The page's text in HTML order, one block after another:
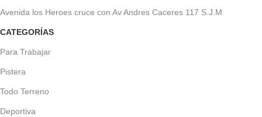
Avenida los Heroes cruce con Av Andres Caceres 117 S.J.M
CATEGORÍAS
Para Trabajar
Pistera
Todo Terreno
Deportiva